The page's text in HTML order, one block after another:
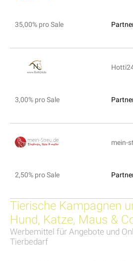
35,00% pro Sale
3,00% pro Sale
mein-
2,50% pro Sale
Tierische Kampagnen
Hund, Katze, Maus &
Werbemittel für Angebote und
Tierbedarf